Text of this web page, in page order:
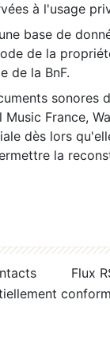
à l'usage
base de
de la
de la BnF.
sonores
France,
dès lors
la
Flux